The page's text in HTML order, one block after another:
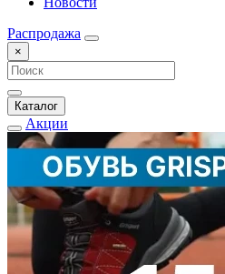
Распродажа
×
Каталог
Акции